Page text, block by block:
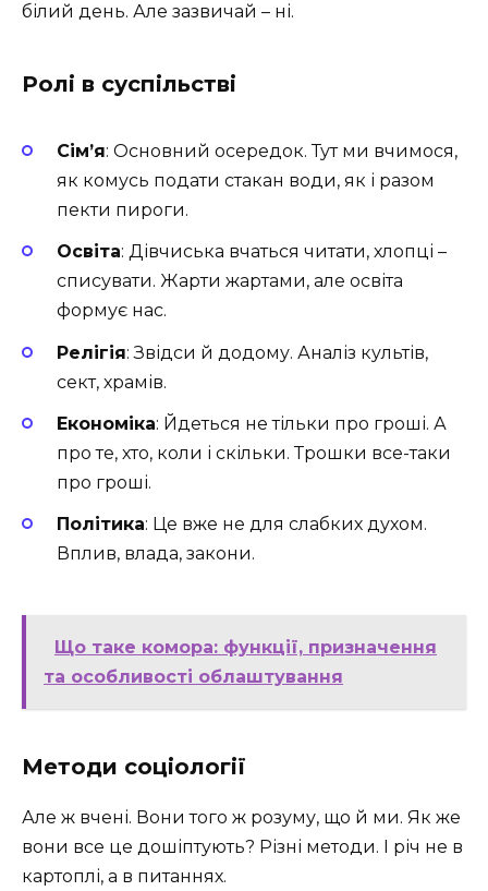
білий день. Але зазвичай – ні.
Ролі в суспільстві
Сім’я: Основний осередок. Тут ми вчимося,
як комусь подати стакан води, як і разом
пекти пироги.
Освіта: Дівчиська вчаться читати, хлопці –
списувати. Жарти жартами, але освіта
формує нас.
Релігія: Звідси й додому. Аналіз культів,
сект, храмів.
Економіка: Йдеться не тільки про гроші. А
про те, хто, коли і скільки. Трошки все-таки
про гроші.
Політика: Це вже не для слабких духом.
Вплив, влада, закони.
Що таке комора: функції, призначення
та особливості облаштування
Методи соціології
Але ж вчені. Вони того ж розуму, що й ми. Як же
вони все це дошіптують? Різні методи. І річ не в
картоплі, а в питаннях.